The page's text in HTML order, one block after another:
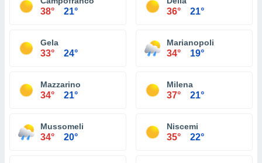
38° 21° 36° 21°
Gela
33° 24°
Marianopoli
34° 19°
Mazzarino
34° 21°
Milena
37° 21°
Mussomeli
34° 20°
Niscemi
35° 22°